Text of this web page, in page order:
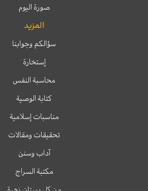
صورة اليوم
المزيد
سؤالكم وجوابنا
إستخارة
محاسبة النفس
كتابة الوصية
مناسبات إسلامية
تحقيقات ومقالات
آداب وسنن
مكتبة السراج